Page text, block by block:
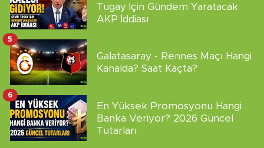
Tugay İçin Gündem Yaratacak
AKP İddiası
Galatasaray - Rennes Maçı Hangi
Kanalda? Saat Kaçta?
5
En Yüksek Promosyonu Hangi
Banka Veriyor? 2026 Güncel
Tutarları
6